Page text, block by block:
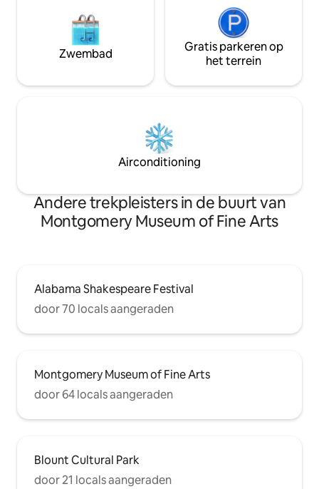
Zwembad
Gratis parkeren op
het terrein
Airconditioning
Andere trekpleisters in de buurt van
Montgomery Museum of Fine Arts
Alabama Shakespeare Festival
door 70 locals aangeraden
Montgomery Museum of Fine Arts
door 64 locals aangeraden
Blount Cultural Park
door 21 locals aangeraden